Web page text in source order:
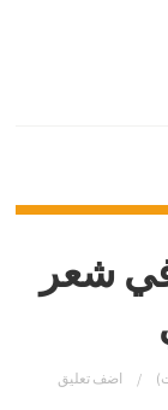
في شعر
اضف تعليق